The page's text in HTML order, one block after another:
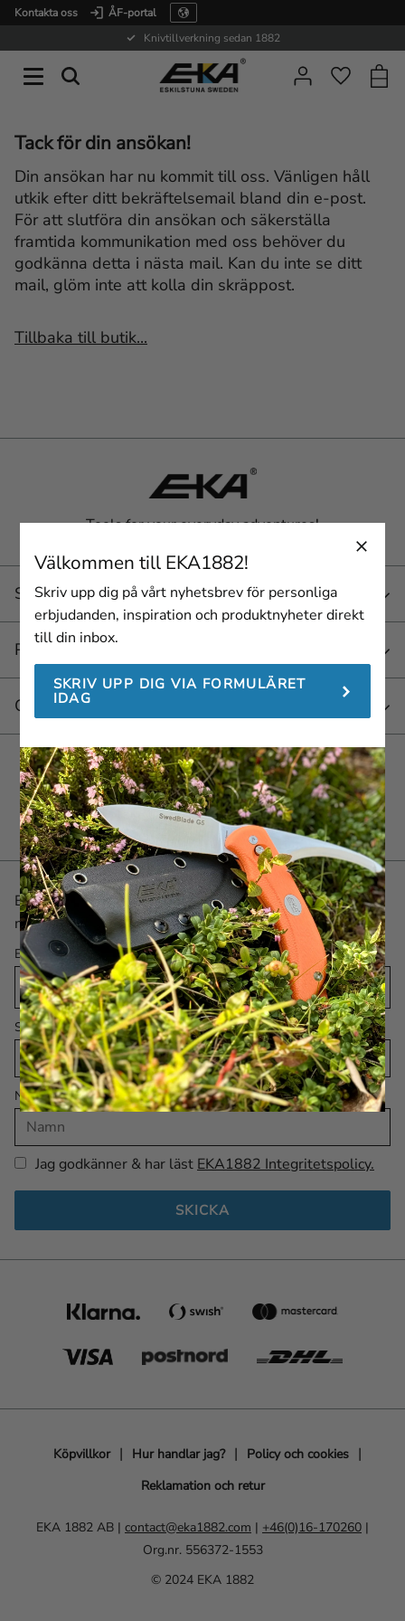
Kontakta oss
ÅF-portal
Knivtillverkning sedan 1882
Tack för din ansökan!
Din ansökan har nu kommit till oss. Vänligen håll
utkik efter ditt bekräftelsemail bland din e-post.
För att slutföra din ansökan och säkerställa
framtida kommunikation med oss behöver du
godkänna detta i nästa mail. Kan du inte se ditt
mail, glöm inte att kolla din skräppost.
Tillbaka till butik...
Tools for your everyday adventures!
Service
Produkter
Om EKA 1882
Häng med oss
Bli först med det senaste! Skriv upp dig på vårt
nyhetsbrev här.
E-post
Språk
Namn
Jag godkänner & har lästEKA1882 Integritetspolicy.
SKICKA
Köpvillkor Hur handlar jag?
Policy och cookies
Reklamation och retur
EKA 1882 AB | contact@eka1882.com | +46(0)16-170260 |
Org.nr. 556372-1553
© 2024 EKA 1882
Välkommen till EKA1882!
Skriv upp dig på vårt nyhetsbrev för personliga
erbjudanden, inspiration och produktnyheter direkt
till din inbox.
SKRIV UPP DIG VIA FORMULÄRET
IDAG